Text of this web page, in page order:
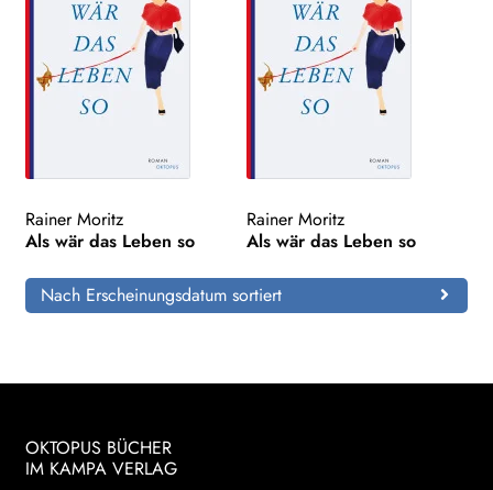
Rainer Moritz
Als wär das Leben so
Rainer Moritz
Als wär das Leben so
Nach Erscheinungsdatum sortiert
OKTOPUS BÜCHER
IM KAMPA VERLAG